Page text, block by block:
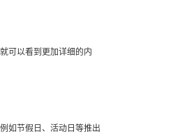
可以看到更加详细的内
如节假日、活动日等推出